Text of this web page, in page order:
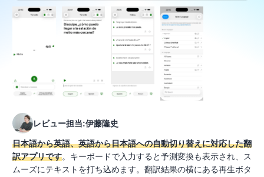
レビュー担当:伊藤隆史
日本語から英語、英語から日本語への自動切り替えに対応した翻
訳アプリです。キーボードで入力すると予測変換も表示され、ス
ムーズにテキストを打ち込めます。翻訳結果の横にある再生ボタ